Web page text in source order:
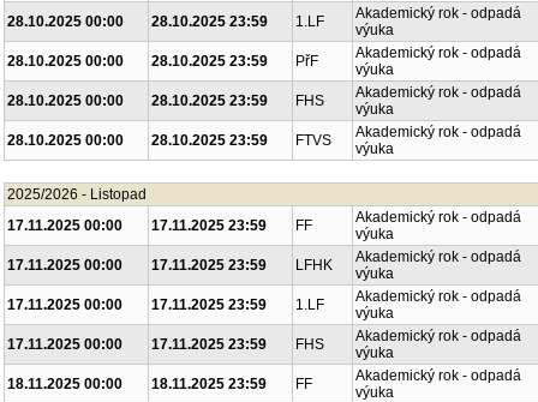
28.10.2025 00:00
28.10.2025 23:59 1.LF
Akademický rok - odpadá
výuka
28.10.2025 00:00
28.10.2025 23:59 PřF
Akademický rok - odpadá
výuka
28.10.2025 00:00
28.10.2025 23:59 FHS
Akademický rok - odpadá
výuka
28.10.2025 00:00
28.10.2025 23:59 FTVS
Akademický rok - odpadá
výuka
2025/2026 - Listopad
17.11.2025 00:00
17.11.2025 23:59 FF
Akademický rok - odpadá
výuka
17.11.2025 00:00
17.11.2025 23:59 LFHK
Akademický rok - odpadá
výuka
17.11.2025 00:00
17.11.2025 23:59 1.LF
Akademický rok - odpadá
výuka
17.11.2025 00:00
17.11.2025 23:59 FHS
Akademický rok - odpadá
výuka
18.11.2025 00:00
18.11.2025 23:59 FF
Akademický rok - odpadá
výuka